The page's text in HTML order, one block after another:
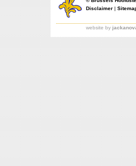
Disclaimer |
website by